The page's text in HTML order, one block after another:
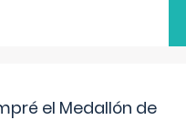
el Medallón de